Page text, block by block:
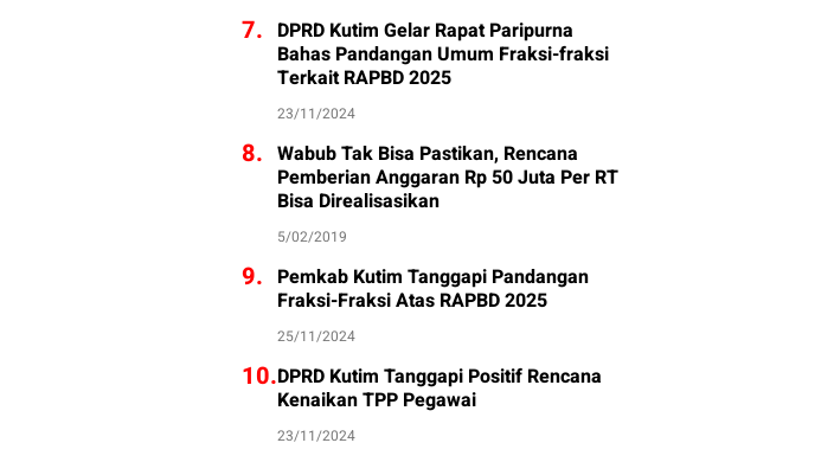
7. DPRD Kutim Gelar Rapat Paripurna
Bahas Pandangan Umum Fraksi-fraksi
Terkait RAPBD 2025
23/11/2024
8. Wabub Tak Bisa Pastikan, Rencana
Pemberian Anggaran Rp 50 Juta Per RT
Bisa Direalisasikan
5/02/2019
9. Pemkab Kutim Tanggapi Pandangan
Fraksi-Fraksi Atas RAPBD 2025
25/11/2024
10.DPRD Kutim Tanggapi Positif Rencana
Kenaikan TPP Pegawai
23/11/2024